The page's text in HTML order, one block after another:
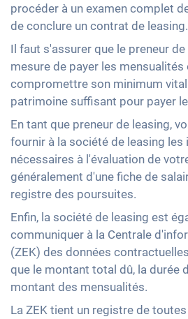
procéder à un examen complet
de conclure un contrat de leasing.
Il faut s'assurer que le preneur
mesure de payer les mensualités
compromettre son minimum
patrimoine suffisant pour payer
En tant que preneur de leasing,
fournir à la société de leasing
nécessaires à l'évaluation de
généralement d'une fiche de
registre des poursuites.
Enfin, la société de leasing est
communiquer à la Centrale
(ZEK) des données
que le montant total dû, la durée
montant des mensualités.
La ZEK tient un registre de